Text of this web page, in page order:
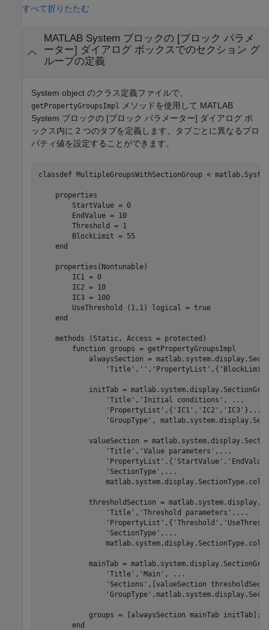
すべて折りたたむ
MATLAB System ブロックの [ブロック パラメ
ーター] ダイアログ ボックスでのセクション グ
ループの定義
System object のクラス定義ファイルで、
getPropertyGroupsImpl メソッドを使用して MATLAB
System ブロックの [ブロック パラメーター] ダイアログ ボ
ックス内に 2 つのタブを定義します。タブごとに異なるプロ
パティ値を設定することができます。
classdef MultipleGroupsWithSectionGroup < matlab.System
properties
        StartValue = 0
        EndValue = 10
        Threshold = 1
        BlockLimit = 55
end
properties (Nontunable)
        IC1 = 0
        IC2 = 10
        IC3 = 100
        UseThreshold
(1,1) logical = true
end
methods (Static, Access = protected)
function groups = getPropertyGroupsImpl
alwaysSection =
'Title' , '' , 'PropertyList' ,{ 'BlockLimit'
initTab =
'Title' , 'Initial conditions' ,
...
'PropertyList' ,{ 'IC1' , 'IC2' , 'IC3' }, ...
'GroupType' ,
valueSection =
'Title' , 'Value parameters' , ...
'PropertyList' ,{ 'StartValue' , 'EndValue'
'SectionType' , ...
thresholdSection =
'Title' , 'Threshold parameters' , ...
'PropertyList' ,{ 'Threshold' ,
'SectionType' , ...
mainTab =
'Title' , 'Main' ,
...
'Sections' ,[valueSection
'GroupType'
            groups = [alwaysSection mainTab initTab];
end